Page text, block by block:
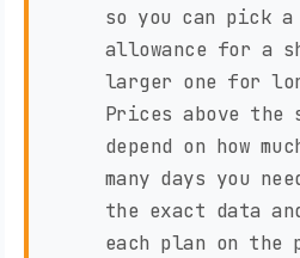
so you can pick
allowance for a
larger one for
Prices above
depend on how
many days you
the exact data
each plan on the